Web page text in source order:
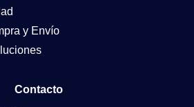
y Envío
Contacto